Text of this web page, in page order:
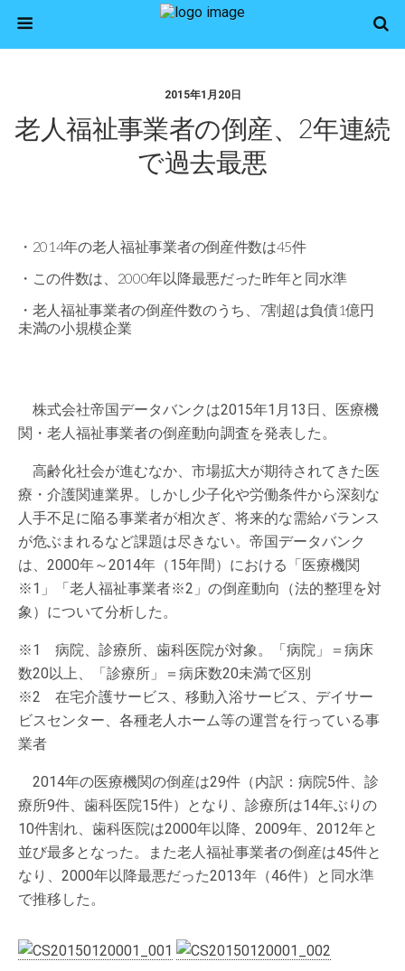
2015年1月20日
老人福祉事業者の倒産、2年連続
で過去最悪
・2014年の老人福祉事業者の倒産件数は45件
・この件数は、2000年以降最悪だった昨年と同水準
・老人福祉事業者の倒産件数のうち、7割超は負債1億円
未満の小規模企業
株式会社帝国データバンクは2015年1月13日、医療機
関・老人福祉事業者の倒産動向調査を発表した。
高齢化社会が進むなか、市場拡大が期待されてきた医
療・介護関連業界。しかし少子化や労働条件から深刻な
人手不足に陥る事業者が相次ぎ、将来的な需給バランス
が危ぶまれるなど課題は尽きない。帝国データバンク
は、2000年～2014年（15年間）における「医療機関
※1」「老人福祉事業者※2」の倒産動向（法的整理を対
象）について分析した。
※1 病院、診療所、歯科医院が対象。「病院」＝病床
数20以上、「診療所」＝病床数20未満で区別
※2 在宅介護サービス、移動入浴サービス、デイサー
ビスセンター、各種老人ホーム等の運営を行っている事
業者
2014年の医療機関の倒産は29件（内訳：病院5件、診
療所9件、歯科医院15件）となり、診療所は14年ぶりの
10件割れ、歯科医院は2000年以降、2009年、2012年と
並び最多となった。また老人福祉事業者の倒産は45件と
なり、2000年以降最悪だった2013年（46件）と同水準
で推移した。